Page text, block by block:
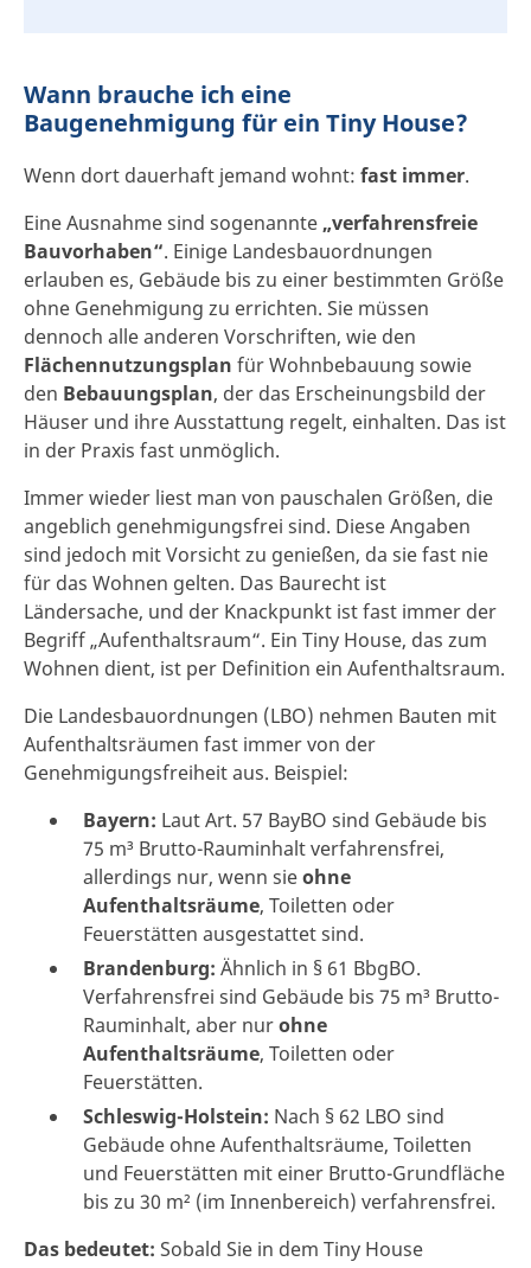
Wann brauche ich eine
Baugenehmigung für ein Tiny House?
Wenn dort dauerhaft jemand wohnt: fast immer.
Eine Ausnahme sind sogenannte „verfahrensfreie
Bauvorhaben“. Einige Landesbauordnungen
erlauben es, Gebäude bis zu einer bestimmten Größe
ohne Genehmigung zu errichten. Sie müssen
dennoch alle anderen Vorschriften, wie den
Flächennutzungsplan für Wohnbebauung sowie
den Bebauungsplan, der das Erscheinungsbild der
Häuser und ihre Ausstattung regelt, einhalten. Das ist
in der Praxis fast unmöglich.
Immer wieder liest man von pauschalen Größen, die
angeblich genehmigungsfrei sind. Diese Angaben
sind jedoch mit Vorsicht zu genießen, da sie fast nie
für das Wohnen gelten. Das Baurecht ist
Ländersache, und der Knackpunkt ist fast immer der
Begriff „Aufenthaltsraum“. Ein Tiny House, das zum
Wohnen dient, ist per Definition ein Aufenthaltsraum.
Die Landesbauordnungen (LBO) nehmen Bauten mit
Aufenthaltsräumen fast immer von der
Genehmigungsfreiheit aus. Beispiel:
Bayern: Laut Art. 57 BayBO sind Gebäude bis
75 m³ Brutto-Rauminhalt verfahrensfrei,
allerdings nur, wenn sieohne
Aufenthaltsräume, Toiletten oder
Feuerstätten ausgestattet sind.
Brandenburg: Ähnlich in § 61 BbgBO.
Verfahrensfrei sind Gebäude bis 75 m³ Brutto-
Rauminhalt, aber nurohne
Aufenthaltsräume, Toiletten oder
Feuerstätten.
Schleswig-Holstein: Nach § 62 LBO sind
Gebäude ohne Aufenthaltsräume, Toiletten
und Feuerstätten mit einer Brutto-Grundfläche
bis zu 30 m² (im Innenbereich) verfahrensfrei.
Das bedeutet: Sobald Sie in dem Tiny House